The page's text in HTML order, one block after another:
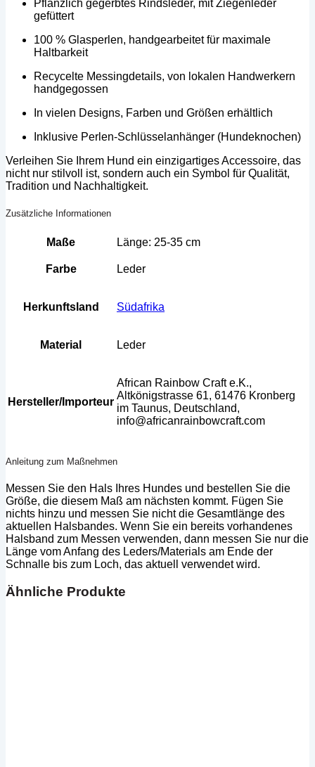
Pflanzlich gegerbtes Rindsleder, mit Ziegenleder
gefüttert
100 % Glasperlen, handgearbeitet für maximale
Haltbarkeit
Recycelte Messingdetails, von lokalen Handwerkern
handgegossen
In vielen Designs, Farben und Größen erhältlich
Inklusive Perlen-Schlüsselanhänger (Hundeknochen)
Verleihen Sie Ihrem Hund ein einzigartiges Accessoire, das
nicht nur stilvoll ist, sondern auch ein Symbol für Qualität,
Tradition und Nachhaltigkeit.
Zusätzliche Informationen
Maße Länge: 25-35 cm
Farbe Leder
Herkunftsland Südafrika
Material Leder
Hersteller/Importeur
African Rainbow Craft e.K.,
Altkönigstrasse 61, 61476 Kronberg
im Taunus, Deutschland,
info@africanrainbowcraft.com
Anleitung zum Maßnehmen
Messen Sie den Hals Ihres Hundes und bestellen Sie die
Größe, die diesem Maß am nächsten kommt. Fügen Sie
nichts hinzu und messen Sie nicht die Gesamtlänge des
aktuellen Halsbandes. Wenn Sie ein bereits vorhandenes
Halsband zum Messen verwenden, dann messen Sie nur die
Länge vom Anfang des Leders/Materials am Ende der
Schnalle bis zum Loch, das aktuell verwendet wird.
Ähnliche Produkte